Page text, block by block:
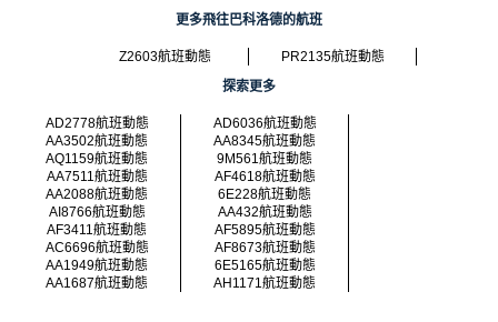
更多飛往巴科洛德的航班
Z2603航班動態
PR2135航班動態
探索更多
AD2778航班動態
AD6036航班動態
AA3502航班動態
AA8345航班動態
AQ1159航班動態
9M561航班動態
AA7511航班動態
AF4618航班動態
AA2088航班動態
6E228航班動態
AI8766航班動態
AA432航班動態
AF3411航班動態
AF5895航班動態
AC6696航班動態
AF8673航班動態
AA1949航班動態
6E5165航班動態
AA1687航班動態
AH1171航班動態